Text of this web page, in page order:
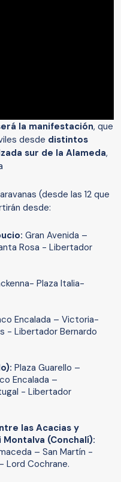
la manifestación, que
desde distintos
sur de la Alameda,
(desde las 12 que
desde:
Gran Avenida –
Rosa - Libertador
Plaza Italia-
Encalada – Victoria-
- Libertador Bernardo
Plaza Guarello –
Encalada –
- Libertador
las Acacias y
(Conchalí):
– San Martín -
Lord Cochrane.